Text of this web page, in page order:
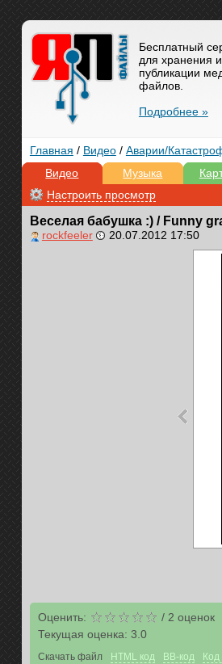
Бесплатный
для хранения и
публикации
файлов.
Подробнее »
Главная / Видео/ Аварии/
Видео
Музыка
Настроить просмотр
Веселая бабушка :) / Funny
rockfeeler 20.07.2012 17:50
Оценить: / 2 оценок
Текущая оценка: 3.0
Скачать файл HTML код BB-код